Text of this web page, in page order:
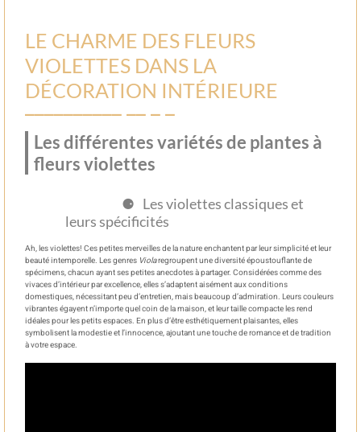
LE CHARME DES FLEURS
VIOLETTES DANS LA
DÉCORATION INTÉRIEURE
Les différentes variétés de plantes à
fleurs violettes
Les violettes classiques et
leurs spécificités
Ah, les violettes! Ces petites merveilles de la nature enchantent par leur simplicité et leur
beauté intemporelle. Les genres Violaregroupent une diversité époustouflante de
spécimens, chacun ayant ses petites anecdotes à partager. Considérées comme des
vivaces d’intérieur par excellence, elles s’adaptent aisément aux conditions
domestiques, nécessitant peu d’entretien, mais beaucoup d’admiration. Leurs couleurs
vibrantes égayent n’importe quel coin de la maison, et leur taille compacte les rend
idéales pour les petits espaces. En plus d’être esthétiquement plaisantes, elles
symbolisent la modestie et l’innocence, ajoutant une touche de romance et de tradition
à votre espace.